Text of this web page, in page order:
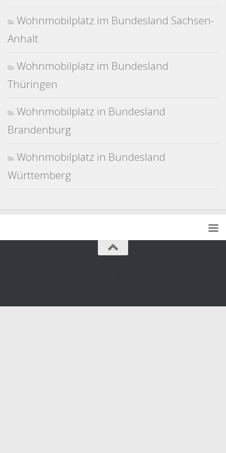
Wohnmobilplatz im Bundesland Sachsen-
Anhalt
Wohnmobilplatz im Bundesland
Thüringen
Wohnmobilplatz in Bundesland
Brandenburg
Wohnmobilplatz in Bundesland
Württemberg
.